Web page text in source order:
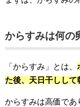
からすみは何の
「からすみ」とは、
た後、天日干しして
からすみは高価であ